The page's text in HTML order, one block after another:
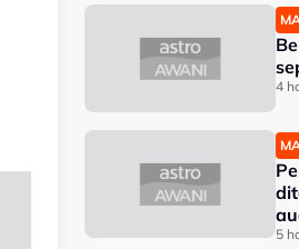
4
5